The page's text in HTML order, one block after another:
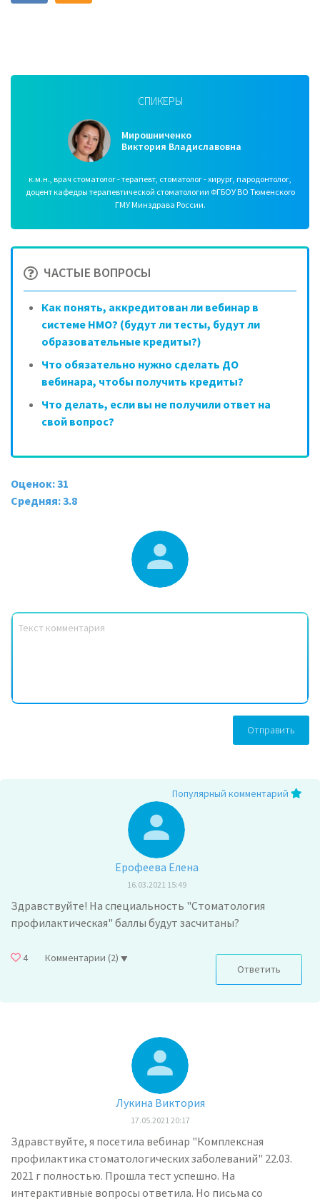
СПИКЕРЫ
Мирошниченко
Виктория Владиславовна
к.м.н., врач стоматолог - терапевт, стоматолог - хирург, пародонтолог,
доцент кафедры терапевтической стоматологии ФГБОУ ВО Тюменского
ГМУ Минздрава России.
ЧАСТЫЕ ВОПРОСЫ
Как понять, аккредитован ли вебинар в
системе НМО? (будут ли тесты, будут ли
образовательные кредиты?)
Что обязательно нужно сделать ДО
вебинара, чтобы получить кредиты?
Что делать, если вы не получили ответ на
свой вопрос?
Оценок: 31
Средняя: 3.8
Отправить
Популярный комментарий
Ерофеева Елена
16.03.2021 15:49
Здравствуйте! На специальность "Стоматология
профилактическая" баллы будут засчитаны?
4 Комментарии (2)
Ответить
Лукина Виктория
17.05.2021 20:17
Здравствуйте, я посетила вебинар "Комплексная
профилактика стоматологических заболеваний" 22.03.
2021 г полностью. Прошла тест успешно. На
интерактивные вопросы ответила. Но письма со